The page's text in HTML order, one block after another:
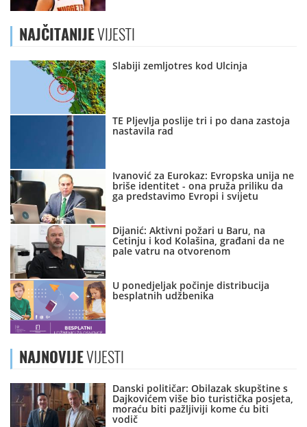
NAJČITANIJEVIJESTI
Slabiji zemljotres kod Ulcinja
TE Pljevlja poslije tri i po dana zastoja
nastavila rad
Ivanović za Eurokaz: Evropska unija ne
briše identitet - ona pruža priliku da
ga predstavimo Evropi i svijetu
Dijanić: Aktivni požari u Baru, na
Cetinju i kod Kolašina, građani da ne
pale vatru na otvorenom
U ponedjeljak počinje distribucija
besplatnih udžbenika
NAJNOVIJEVIJESTI
Danski političar: Obilazak skupštine s
Dajkovićem više bio turistička posjeta,
moraću biti pažljiviji kome ću biti
vodič